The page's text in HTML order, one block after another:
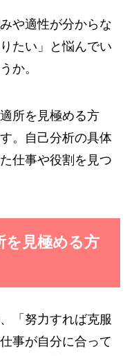
や適性が分からな
たい」と悩んでい
か。
所を見極める方
。自己分析の具体
仕事や役割を見つ
を見極める方
「努力すれば克服
事が自分に合って